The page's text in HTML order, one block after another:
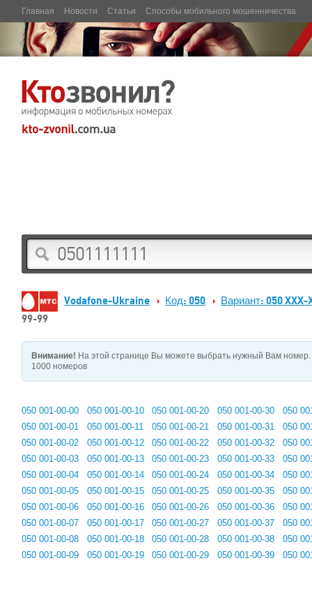
Главная Новости Статьи Способы мобильного мошенничества
Vodafone-Ukraine Код: 050
Вариант: 050 XXX-
99-99
Внимание! На этой странице Вы можете выбрать нужный Вам
1000 номеров
050 001-00-00
050 001-00-01
050 001-00-02
050 001-00-03
050 001-00-04
050 001-00-05
050 001-00-06
050 001-00-07
050 001-00-08
050 001-00-09
050 001-00-10
050 001-00-11
050 001-00-12
050 001-00-13
050 001-00-14
050 001-00-15
050 001-00-16
050 001-00-17
050 001-00-18
050 001-00-19
050 001-00-20
050 001-00-21
050 001-00-22
050 001-00-23
050 001-00-24
050 001-00-25
050 001-00-26
050 001-00-27
050 001-00-28
050 001-00-29
050 001-00-30
050 001-00-31
050 001-00-32
050 001-00-33
050 001-00-34
050 001-00-35
050 001-00-36
050 001-00-37
050 001-00-38
050 001-00-39
050
050
050
050
050
050
050
050
050
050